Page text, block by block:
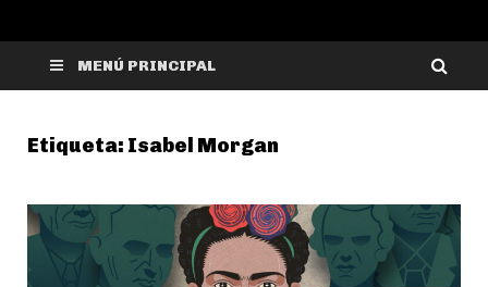
ETC
MENÚ PRINCIPAL
Etiqueta: Isabel Morgan